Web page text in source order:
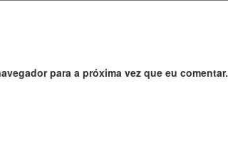
para a próxima vez que eu comentar.